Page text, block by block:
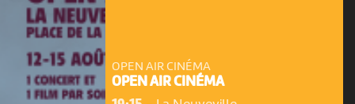
OPEN AIR CINÉMA
OPEN AIR CINÉMA